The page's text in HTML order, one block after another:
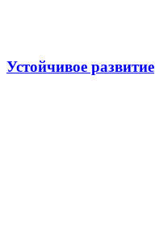
Устойчивое развитие